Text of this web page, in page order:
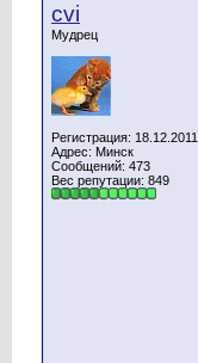
cvi
Мудрец
Регистрация: 18.12.2011
Адрес: Минск
Сообщений: 473
Вес репутации: 849